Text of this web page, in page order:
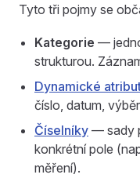
Tyto tři pojmy se
Kategorie —
strukturou.
Dynamické
číslo, datum,
Číselníky — sady
konkrétní pole
měření).